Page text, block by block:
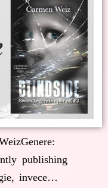
publishing
invece…